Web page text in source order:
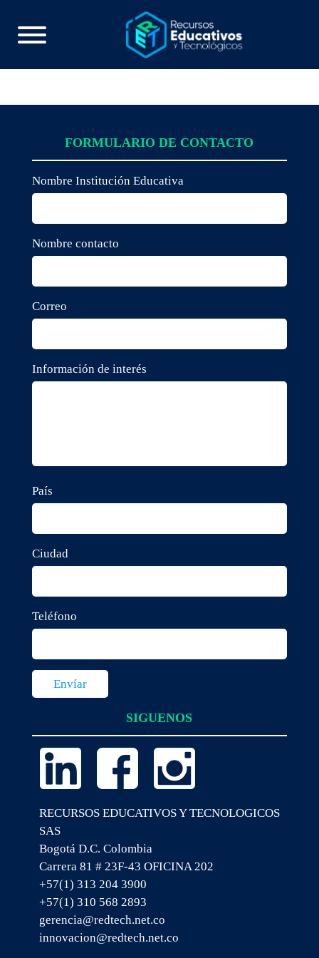
FORMULARIO DE CONTACTO
Nombre Institución Educativa
Nombre contacto
Correo
Información de interés
País
Ciudad
Teléfono
SIGUENOS
RECURSOS EDUCATIVOS Y TECNOLOGICOS
SAS
Bogotá D.C. Colombia
Carrera 81 # 23F-43 OFICINA 202
+57(1) 313 204 3900
+57(1) 310 568 2893
gerencia@redtech.net.co
innovacion@redtech.net.co